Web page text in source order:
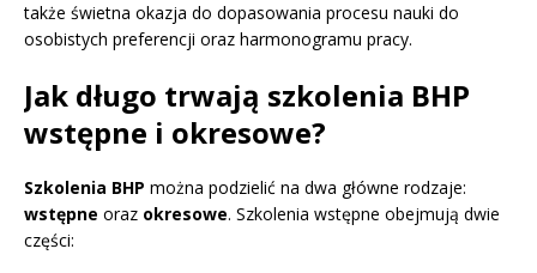
także świetna okazja do dopasowania procesu nauki do
osobistych preferencji oraz harmonogramu pracy.
Jak długo trwają szkolenia BHP
wstępne i okresowe?
Szkolenia BHP można podzielić na dwa główne rodzaje:
wstępne oraz okresowe. Szkolenia wstępne obejmują dwie
części: